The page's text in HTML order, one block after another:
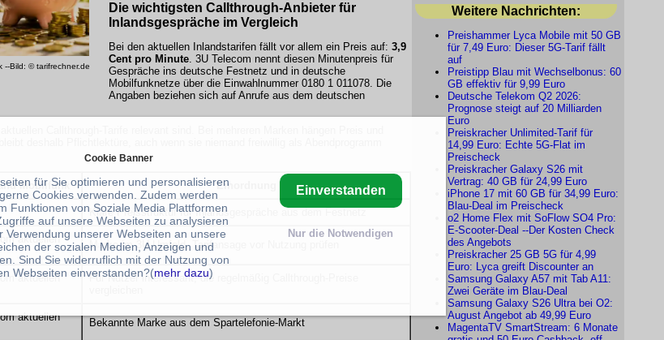
--Bild: © tarifrechner.de
Die wichtigsten Callthrough-Anbieter für
Inlandsgespräche im Vergleich
Bei den aktuellen Inlandstarifen fällt vor allem ein Preis auf: 3,9
Cent pro Minute. 3U Telecom nennt diesen Minutenpreis für
Gespräche ins deutsche Festnetz und in deutsche
Mobilfunknetze über die Einwahlnummer 0180 1 011078. Die
Angaben beziehen sich auf Anrufe aus dem deutschen
Callthrough-Tarife relevant sind. Bei mehreren Marken hängen Preis und
deshalb Pflichtlektüre, auch wenn sie niemand freiwillig als Abendprogramm
Mobilfunk Einordnung
Klare Preisstruktur für Inlandsgespräche aus dem Festnetz
aktuellen
Marke im 3U-Umfeld, Tarifansage vor Nutzung prüfen
aktuellen
Für Nutzer interessant, die regelmäßig Callthrough-Preise
aktuellen
Bekannte Marke aus dem Spartelefonie-Markt
Weitere Nachrichten:
Preishammer Lyca Mobile mit 50 GB
für 7,49 Euro: Dieser 5G-Tarif fällt
auf
Preistipp Blau mit Wechselbonus: 60
GB effektiv für 9,99 Euro
Deutsche Telekom Q2 2026:
Prognose steigt auf 20 Milliarden
Euro
Preiskracher Unlimited-Tarif für
14,99 Euro: Echte 5G-Flat im
Preischeck
Preiskracher Galaxy S26 mit
Vertrag: 40 GB für 24,99 Euro
iPhone 17 mit 60 GB für 34,99 Euro:
Blau-Deal im Preischeck
o2 Home Flex mit SoFlow SO4 Pro:
E-Scooter-Deal --Der Kosten Check
des Angebots
Preiskracher 25 GB 5G für 4,99
Euro: Lyca greift Discounter an
Samsung Galaxy A57 mit Tab A11:
Zwei Geräte im Blau-Deal
Samsung Galaxy S26 Ultra bei O2:
August Angebot ab 49,99 Euro
MagentaTV SmartStream: 6 Monate
Cookie Banner
für Sie optimieren und personalisieren
Cookies verwenden. Zudem werden
Funktionen von Soziale Media Plattformen
auf unsere Webseiten zu analysieren
Verwendung unserer Webseiten an unsere
der sozialen Medien, Anzeigen und
Sind Sie widerruflich mit der Nutzung von
Webseiten einverstanden?(mehr dazu)
Einverstanden
Nur die Notwendigen